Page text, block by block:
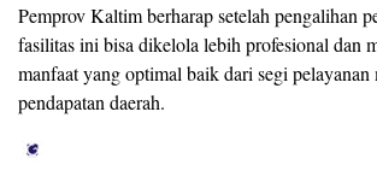
Pemprov Kaltim berharap setelah pengalihan
fasilitas ini bisa dikelola lebih profesional dan
manfaat yang optimal baik dari segi pelayanan
pendapatan daerah.